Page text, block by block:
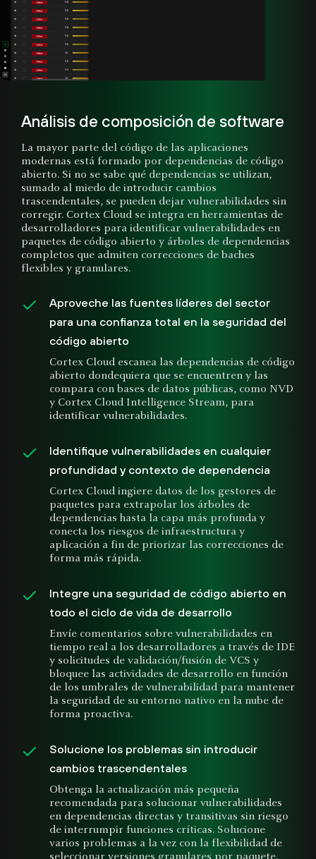
Análisis de composición de software
La mayor parte del código de las aplicaciones
modernas está formado por dependencias de código
abierto. Si no se sabe qué dependencias se utilizan,
sumado al miedo de introducir cambios
trascendentales, se pueden dejar vulnerabilidades sin
corregir. Cortex Cloud se integra en herramientas de
desarrolladores para identificar vulnerabilidades en
paquetes de código abierto y árboles de dependencias
completos que admiten correcciones de baches
flexibles y granulares.
Aproveche las fuentes líderes del sector
para una confianza total en la seguridad del
código abierto
Cortex Cloud escanea las dependencias de código
abierto dondequiera que se encuentren y las
compara con bases de datos públicas, como NVD
y Cortex Cloud Intelligence Stream, para
identificar vulnerabilidades.
Identifique vulnerabilidades en cualquier
profundidad y contexto de dependencia
Cortex Cloud ingiere datos de los gestores de
paquetes para extrapolar los árboles de
dependencias hasta la capa más profunda y
conecta los riesgos de infraestructura y
aplicación a fin de priorizar las correcciones de
forma más rápida.
Integre una seguridad de código abierto en
todo el ciclo de vida de desarrollo
Envíe comentarios sobre vulnerabilidades en
tiempo real a los desarrolladores a través de IDE
y solicitudes de validación/fusión de VCS y
bloquee las actividades de desarrollo en función
de los umbrales de vulnerabilidad para mantener
la seguridad de su entorno nativo en la nube de
forma proactiva.
Solucione los problemas sin introducir
cambios trascendentales
Obtenga la actualización más pequeña
recomendada para solucionar vulnerabilidades
en dependencias directas y transitivas sin riesgo
de interrumpir funciones críticas. Solucione
varios problemas a la vez con la flexibilidad de